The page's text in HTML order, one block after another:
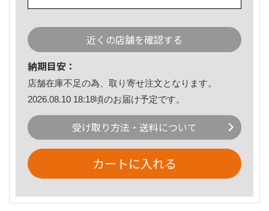
近くの店舗を確認する
納期目安：
店舗在庫不足の為、取り寄せ注文となります。
2026.08.10 18:18頃のお届け予定です。
受け取り方法・送料について
カートに入れる